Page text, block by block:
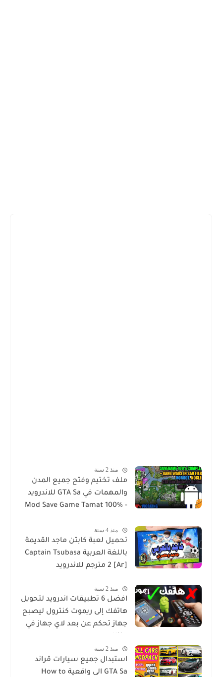
منذ 2 سنة
ملف تختيم وفتح جميع المدن
والمهمات في GTA Sa للاندرويد
Mod Save Game Tamat 100% -
منذ 4 سنة
تحميل لعبة كابتن ماجد القديمة
باللغة العربية Captain Tsubasa
2 [Ar] مترجم للاندرويد
منذ 2 سنة
افضل 6 تطبيقات اندرويد لتحويل
هاتفك إلى ريموت كنترول ليصبح
جهاز تحكم عن بعد لاي جهاز في
منذ 2 سنة
استبدال جميع سيارات قراند
GTA Sa الى واقعية How to